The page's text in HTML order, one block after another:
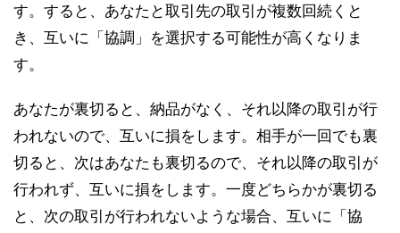
す。すると、あなたと取引先の取引が複数回続くと
き、互いに「協調」を選択する可能性が高くなりま
す。
あなたが裏切ると、納品がなく、それ以降の取引が行
われないので、互いに損をします。相手が一回でも裏
切ると、次はあなたも裏切るので、それ以降の取引が
行われず、互いに損をします。一度どちらかが裏切る
と、次の取引が行われないような場合、互いに「協